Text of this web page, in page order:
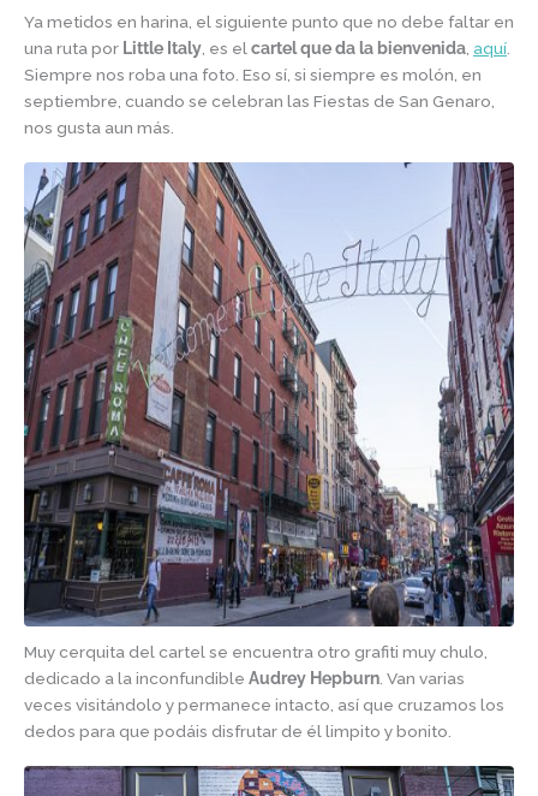
Ya metidos en harina, el siguiente punto que no debe faltar en
una ruta por Little Italy, es elcartel que da la bienvenida, aquí.
Siempre nos roba una foto. Eso sí, si siempre es molón, en
septiembre, cuando se celebran las Fiestas de San Genaro,
nos gusta aun más.
Muy cerquita del cartel se encuentra otro grafiti muy chulo,
dedicado a la inconfundible Audrey Hepburn. Van varias
veces visitándolo y permanece intacto, así que cruzamos los
dedos para que podáis disfrutar de él limpito y bonito.